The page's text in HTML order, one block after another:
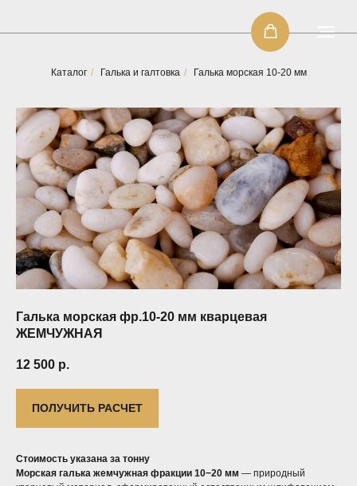
Каталог / Галька и галтовка / Галька морская 10-20 мм
Галька морская фр.10-20 мм кварцевая
ЖЕМЧУЖНАЯ
12 500 р.
ПОЛУЧИТЬ РАСЧЕТ
Стоимость указана за тонну
Морская галька жемчужная фракции 10−20 мм — природный